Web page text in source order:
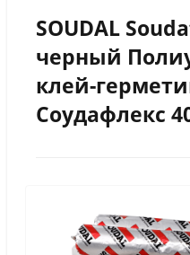
SOUDAL
черный
клей-
Соудафлекс